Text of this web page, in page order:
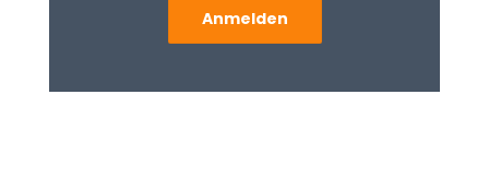
Anmelden